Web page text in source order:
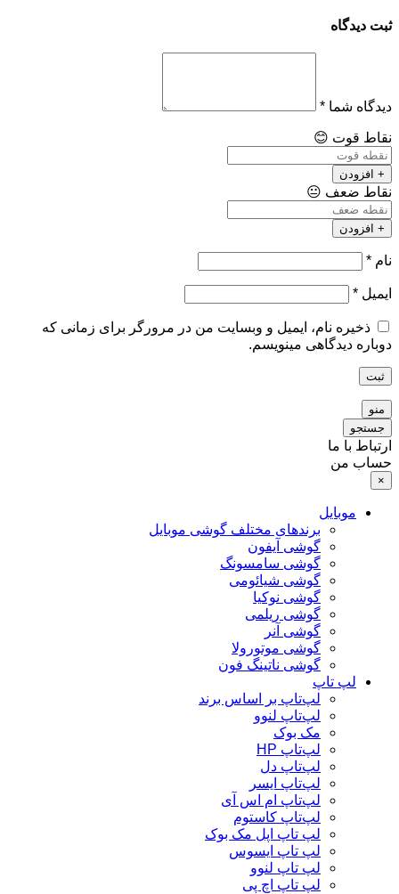
ثبت دیدگاه
دیدگاه شما *
نقاط قوت 😊
+ افزودن
نقاط ضعف 😐
+ افزودن
نام *
ایمیل *
ذخیره نام، ایمیل و وبسایت من در مرورگر برای زمانی که
دوباره دیدگاهی مینویسم.
ثبت
منو
جستجو
ارتباط با ما
حساب من
×
موبایل
برندهای مختلف گوشی موبایل
گوشی آیفون
گوشی سامسونگ
گوشی شیائومی
گوشی نوکیا
گوشی ریلمی
گوشی آنر
گوشی موتورولا
گوشی ناتینگ فون
لپ تاپ
لپ‌تاپ بر اساس برند
لپ‌تاپ لنوو
مک بوک
لپ‌تاپ HP
لپ‌تاپ دل
لپ‌تاپ ایسر
لپ‌تاپ ام اس آی
لپ‌تاپ کاستوم
لپ تاپ اپل مک بوک
لپ تاپ ایسوس
لپ تاپ لنوو
لپ تاپ اچ پی